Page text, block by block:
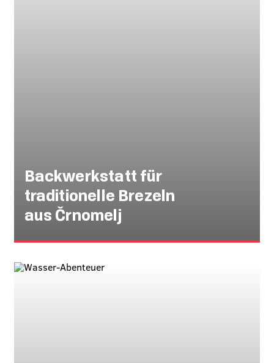
Backwerkstatt für
traditionelle Brezeln
aus Črnomelj